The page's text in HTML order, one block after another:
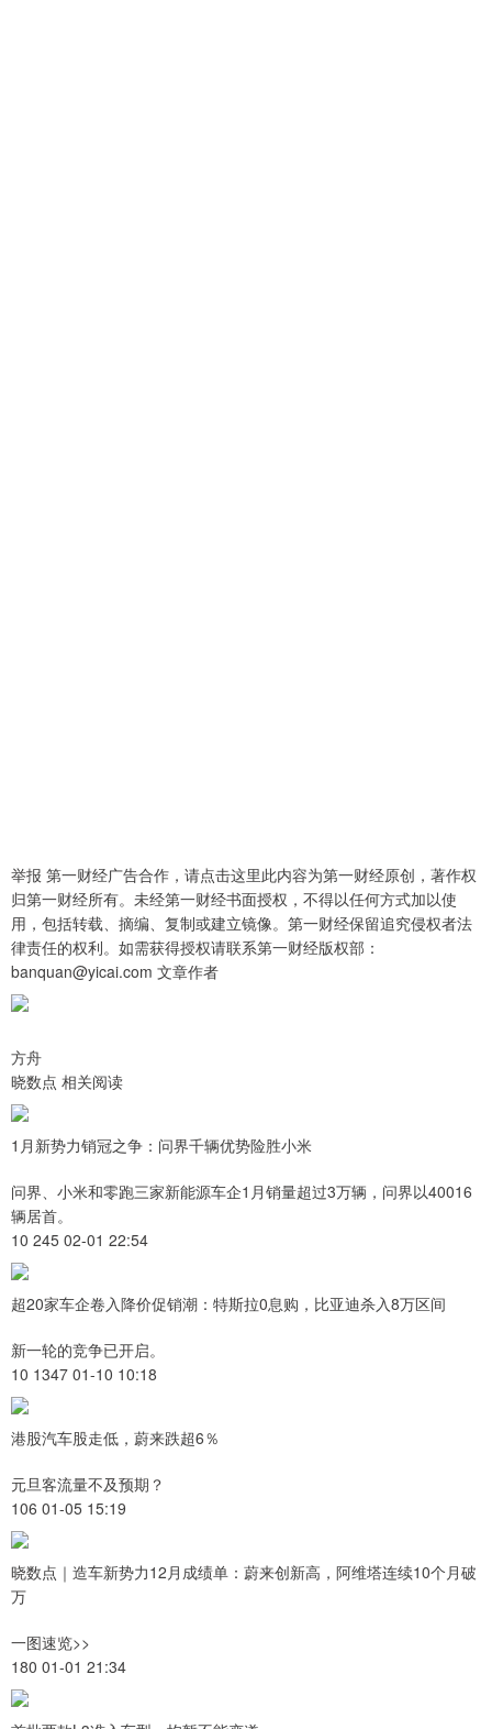
举报 第一财经广告合作，请点击这里此内容为第一财经原创，著作权
归第一财经所有。未经第一财经书面授权，不得以任何方式加以使
用，包括转载、摘编、复制或建立镜像。第一财经保留追究侵权者法
律责任的权利。如需获得授权请联系第一财经版权部：
banquan@yicai.com 文章作者
方舟
晓数点 相关阅读
1月新势力销冠之争：问界千辆优势险胜小米
问界、小米和零跑三家新能源车企1月销量超过3万辆，问界以40016
辆居首。
10 245 02-01 22:54
超20家车企卷入降价促销潮：特斯拉0息购，比亚迪杀入8万区间
新一轮的竞争已开启。
10 1347 01-10 10:18
港股汽车股走低，蔚来跌超6％
元旦客流量不及预期？
106 01-05 15:19
晓数点｜造车新势力12月成绩单：蔚来创新高，阿维塔连续10个月破
万
一图速览>>
180 01-01 21:34